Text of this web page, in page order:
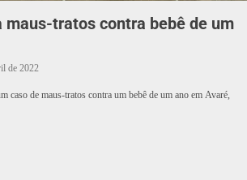
maus-tratos contra bebê de um
de 2022
caso de maus-tratos contra um bebê de um ano em Avaré,